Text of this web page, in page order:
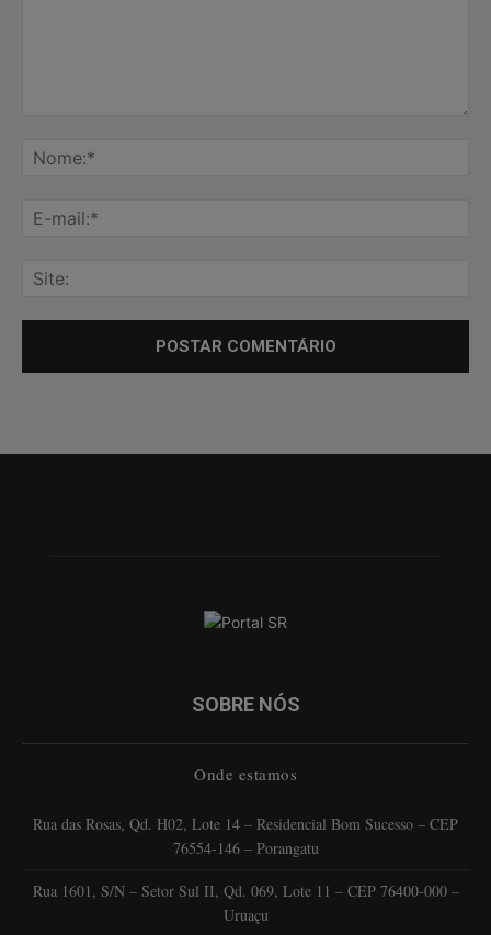
SOBRE NÓS
Onde estamos
Rua das Rosas, Qd. H02, Lote 14 – Residencial Bom Sucesso – CEP
76554-146 – Porangatu
Rua 1601, S/N – Setor Sul II, Qd. 069, Lote 11 – CEP 76400-000 –
Uruaçu